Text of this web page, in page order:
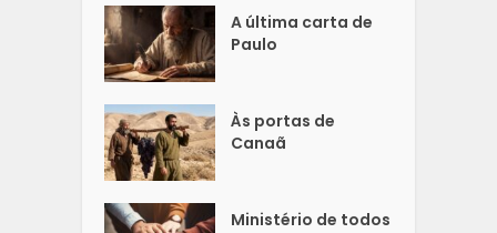
A última carta de
Paulo
Às portas de
Canaã
Ministério de todos